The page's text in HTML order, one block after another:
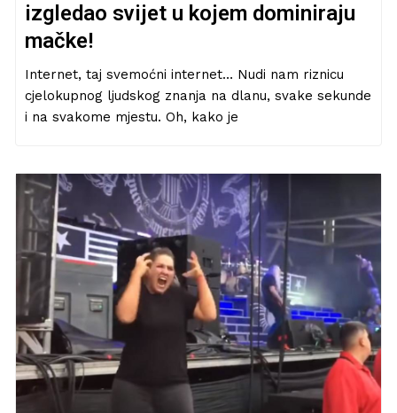
izgledao svijet u kojem dominiraju
mačke!
Internet, taj svemoćni internet… Nudi nam riznicu
cjelokupnog ljudskog znanja na dlanu, svake sekunde
i na svakome mjestu. Oh, kako je